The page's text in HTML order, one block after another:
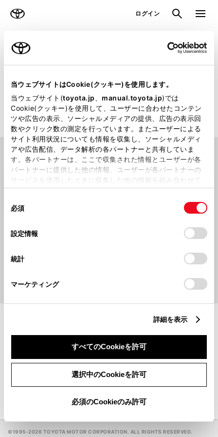
当ウェブサイトはCookie(クッキー)を使用します。
当ウェブサイト(toyota.jp manual.toyota.jp)では
Cookie(クッキー)を使用して、ユーザーに合わせたコンテン
ツや広告の表示、ソーシャルメディアの提供、広告の表示回
数やクリック数の測定を行っています。またユーザーによる
サイト利用状況についても情報を収集し、ソーシャルメディ
アや広告配信、データ解析の各パートナーと共有していま
す。各パートナーは、ここで収集された情報とユーザーが各
パートナーに提供した他の情報、ユーザーが各パートナーの
サービスを使用したときに収集した他の情報を組み合わせて
使用することがあります。当ウェブサイトの使用を続行する
デバイスにすべてのCookie(クッキー)が保存されることに同
意したことになります。Cookie(クッキー)のオプトアウト、
設定の変更、同意を撤回したりするにあたっては、当社の
「Cookie（クッキー）情報の取り扱いについて
」をご覧くだ
必須
設定情報
統計
マーケティング
詳細を表示
すべてのCookieを許可
選択中のCookieを許可
必須のCookieのみ許可
ログイン 検索 メニュ
ラインアップ トピックス
販売店検索
トヨタのクルマを取り扱っている日本全国の販売店をお探しいた
だけます
場所から探す
探す
地名・駅名・店名・郵便番号から検索できます。
ウェルキャブステーション
GR GARAGE
一覧
©1995-2026 TOYOTA MOTOR CORPORATION. ALL RIGHTS RESERVED.